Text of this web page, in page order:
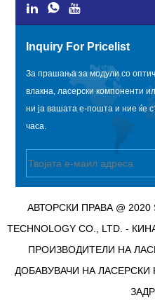
Inquiry For Pricelist
За прашања за модули со
влакна, ласерски компоненти
ни ја вашата е-пошта и ние ќе
часа.
АВТОРСКИ ПРАВА @ 2020
TECHNOLOGY CO., LTD. -
ПРОИЗВОДИТЕЛИ НА
ДОБАВУВАЧИ НА